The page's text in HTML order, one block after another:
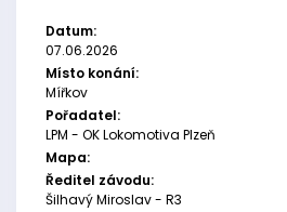
Datum:
07.06.2026
Místo konání:
Mířkov
Pořadatel:
LPM - OK Lokomotiva Plzeň
Mapa:
Ředitel závodu:
Šilhavý Miroslav - R3